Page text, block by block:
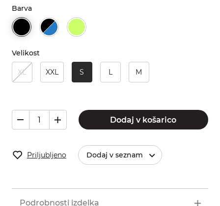
Barva
Velikost
XL XXL S L M
Dodaj v košarico
Priljubljeno Dodaj v seznam
Podrobnosti izdelka